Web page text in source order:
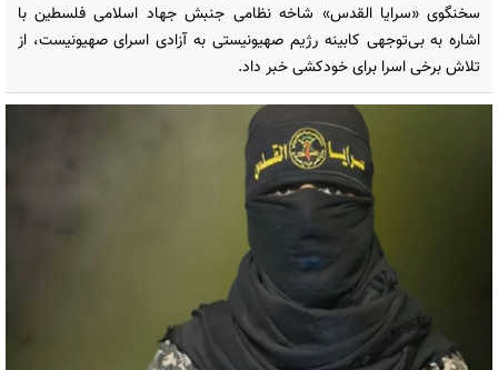
سخنگوی «سرایا القدس» شاخه نظامی جنبش جهاد اسلامی فلسطین با
اشاره به بی‌توجهی کابینه رژیم صهیونیستی به آزادی اسرای صهیونیست، از
تلاش برخی اسرا برای خودکشی خبر داد.